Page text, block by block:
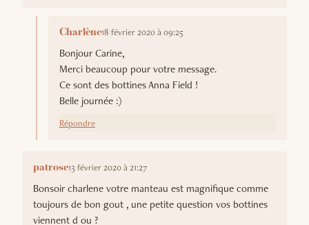
Charlène18 février 2020 à 09:25
Bonjour Carine,
Merci beaucoup pour votre message.
Ce sont des bottines Anna Field !
Belle journée :)
Répondre
patrose13 février 2020 à 21:27
Bonsoir charlene votre manteau est magnifique comme
toujours de bon gout , une petite question vos bottines
viennent d ou ?